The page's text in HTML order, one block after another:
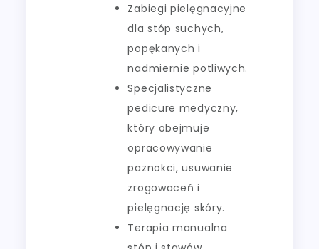
Zabiegi pielęgnacyjne
dla stóp suchych,
popękanych i
nadmiernie potliwych.
Specjalistyczne
pedicure medyczny,
który obejmuje
opracowywanie
paznokci, usuwanie
zrogowaceń i
pielęgnację skóry.
Terapia manualna